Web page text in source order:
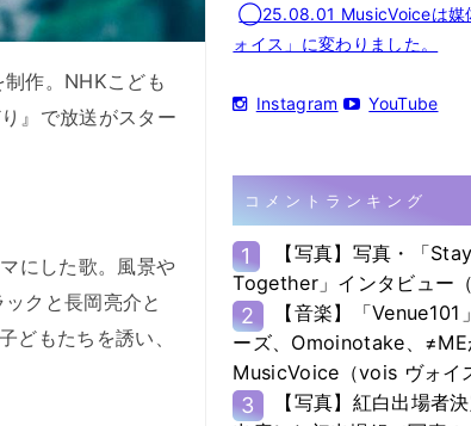
作。NHKこども
』で放送がスター
にした歌。風景や
クと長岡亮介と
どもたちを誘い、
◯25.08.01 MusicVoiceは媒
ォイス」に変わりました。
Instagram YouTube
コメントランキング
1
【写真】写真・「Stay
Together」インタビュー（
2
【音楽】「Venue101
ーズ、Omoinotake、≠ME
MusicVoice（vois ヴォイ
3
【写真】紅白出場者